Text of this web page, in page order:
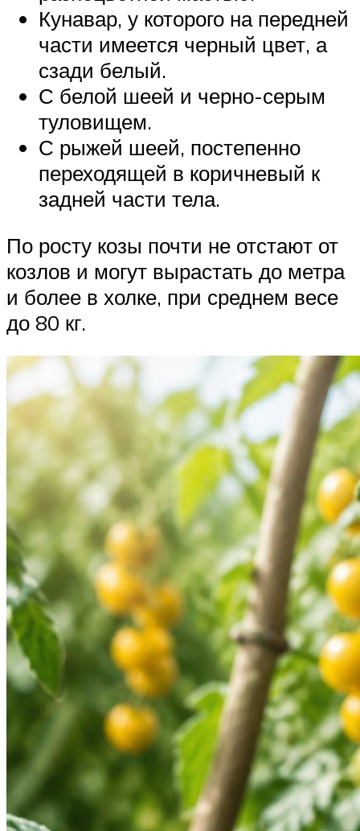
Кунавар, у которого на передней
части имеется черный цвет, а
сзади белый.
С белой шеей и черно-серым
туловищем.
С рыжей шеей, постепенно
переходящей в коричневый к
задней части тела.
По росту козы почти не отстают от
козлов и могут вырастать до метра
и более в холке, при среднем весе
до 80 кг.